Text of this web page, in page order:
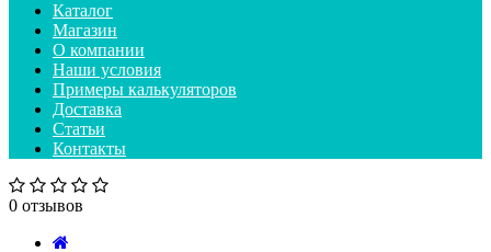
Каталог
Магазин
О компании
Наши условия
Примеры калькуляторов
Доставка
Статьи
Контакты
0 отзывов